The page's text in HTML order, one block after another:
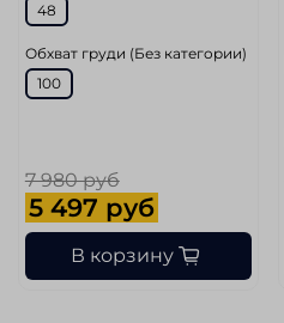
48
Обхват груди (Без категории)
100
7 980 руб
5 497 руб
В корзину